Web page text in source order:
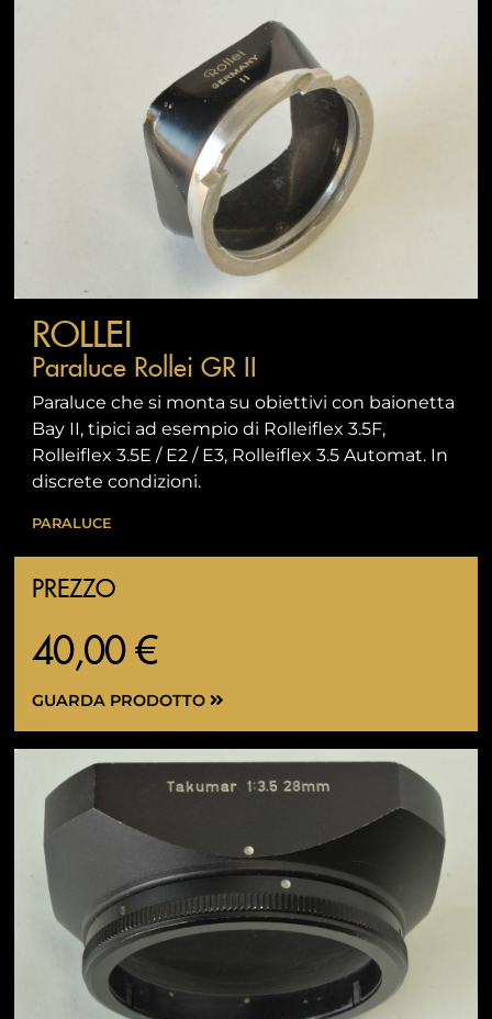
ROLLEI
Paraluce Rollei GR II
Paraluce che si monta su obiettivi con baionetta
Bay II, tipici ad esempio di Rolleiflex 3.5F,
Rolleiflex 3.5E / E2 / E3, Rolleiflex 3.5 Automat. In
discrete condizioni.
PARALUCE
PREZZO
40,00 €
GUARDA PRODOTTO